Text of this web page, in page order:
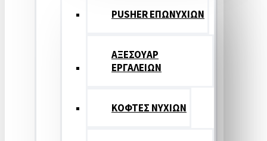
PUSHER ΕΠΩΝΥΧΙΩΝ
ΑΞΕΣΟΥΑΡ
ΕΡΓΑΛΕΙΩΝ
ΚΟΦΤΕΣ ΝΥΧΙΩΝ